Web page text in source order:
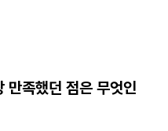
만족했던 점은 무엇인